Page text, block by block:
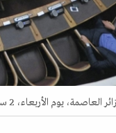
يوم الأربعاء، 2 سبتمبر 2015.